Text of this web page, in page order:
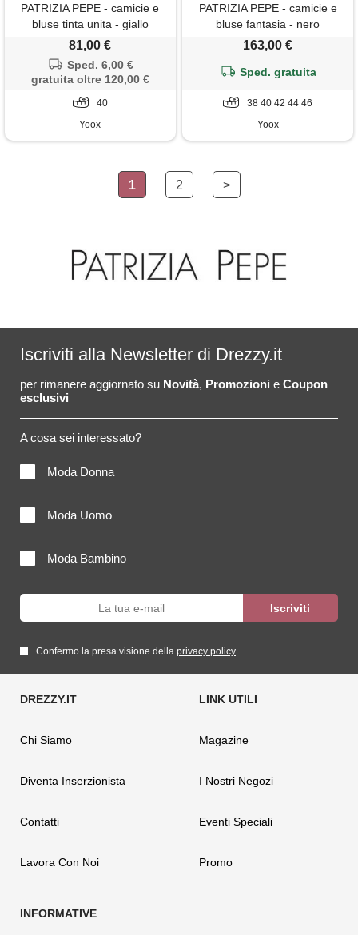
PATRIZIA PEPE - camicie e
bluse tinta unita - giallo
81,00 €
Sped. 6,00 €
gratuita oltre 120,00 €
40
Yoox
PATRIZIA PEPE - camicie e
bluse fantasia - nero
163,00 €
Sped. gratuita
38 40 42 44 46
Yoox
1 2 >
Iscriviti alla Newsletter di Drezzy.it
per rimanere aggiornato su Novità, Promozioni e Coupon
esclusivi
A cosa sei interessato?
Moda Donna
Moda Uomo
Moda Bambino
Confermo la presa visione della privacy policy
Chi Siamo
Diventa Inserzionista
Contatti
Lavora Con Noi
Magazine
I Nostri Negozi
Eventi Speciali
Promo